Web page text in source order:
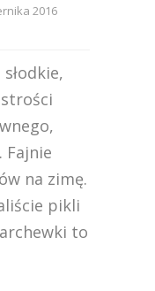
2016
Fajnie
na zimę.
pikli
to